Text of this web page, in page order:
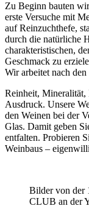
Zu Beginn bauten
erste Versuche mit
auf Reinzuchthefe,
durch die natürliche
charakteristischen,
Geschmack zu
Wir arbeitet nach
Reinheit,
Ausdruck. Unsere
den Weinen bei der
Glas. Damit geben
entfalten. Probieren
Weinbaus –
Bilder von der
CLUB an der